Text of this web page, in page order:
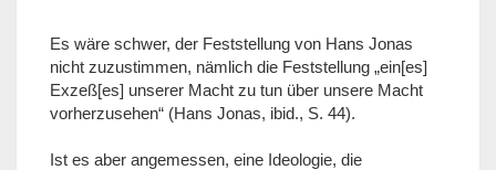
Es wäre schwer, der Feststellung von Hans Jonas
nicht zuzustimmen, nämlich die Feststellung „ein[es]
Exzeß[es] unserer Macht zu tun über unsere Macht
vorherzusehen“ (Hans Jonas, ibid., S. 44).
Ist es aber angemessen, eine Ideologie, die